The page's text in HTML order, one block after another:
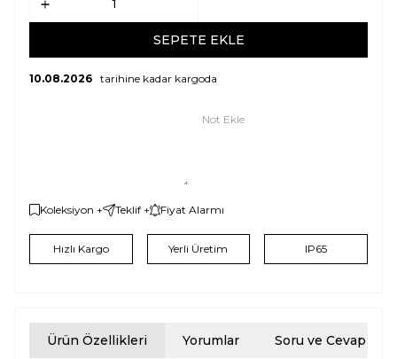
SEPETE EKLE
10.08.2026 tarihine kadar kargoda
Not Ekle
Koleksiyon + Teklif + Fiyat Alarmı
Hızlı Kargo Yerli Üretim IP65
Ürün Özellikleri Yorumlar Soru ve Cevap